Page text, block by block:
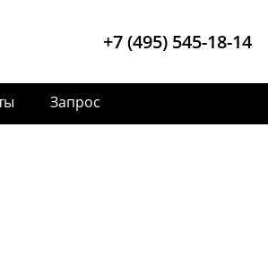
+7 (495) 545-18-14
Запрос